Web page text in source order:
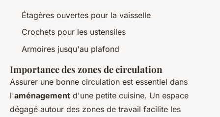
Étagères ouvertes pour la vaisselle
Crochets pour les ustensiles
Armoires jusqu'au plafond
Importance des zones de circulation
Assurer une bonne circulation est essentiel dans
l'aménagement d'une petite cuisine. Un espace
dégagé autour des zones de travail facilite les